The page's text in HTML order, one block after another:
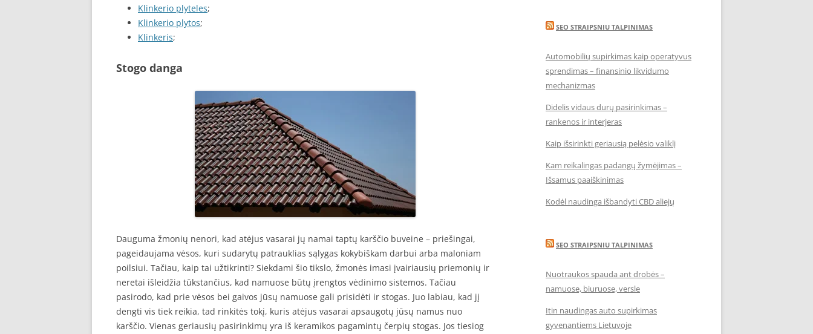
Klinkerio plyteles;
Klinkerio plytos;
Klinkeris;
Stogo danga
Dauguma žmonių nenori, kad atėjus vasarai jų namai taptų karščio buveine – priešingai,
pageidaujama vėsos, kuri sudarytų patrauklias sąlygas kokybiškam darbui arba maloniam
poilsiui. Tačiau, kaip tai užtikrinti? Siekdami šio tikslo, žmonės imasi įvairiausių priemonių ir
neretai išleidžia tūkstančius, kad namuose būtų įrengtos vėdinimo sistemos. Tačiau
pasirodo, kad prie vėsos bei gaivos jūsų namuose gali prisidėti ir stogas. Juo labiau, kad jį
dengti vis tiek reikia, tad rinkitės tokį, kuris atėjus vasarai apsaugotų jūsų namus nuo
karščio. Vienas geriausių pasirinkimų yra iš keramikos pagamintų čerpių stogas. Jos tiesiog
SEO STRAIPSNIU TALPINIMAS
Automobilių supirkimas kaip operatyvus
sprendimas – finansinio likvidumo
mechanizmas
Didelis vidaus durų pasirinkimas –
rankenos ir interjeras
Kaip išsirinkti geriausią pelėsio valiklį
Kam reikalingas padangų žymėjimas –
Išsamus paaiškinimas
Kodėl naudinga išbandyti CBD aliejų
SEO STRAIPSNIU TALPINIMAS
Nuotraukos spauda ant drobės –
namuose, biuruose, versle
Itin naudingas auto supirkimas
gyvenantiems Lietuvoje